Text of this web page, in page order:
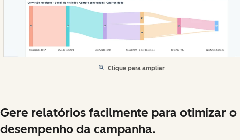
Clique para ampliar
Gere relatórios facilmente para otimizar o
desempenho da campanha.